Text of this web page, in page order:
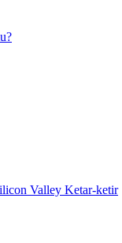
Valley Ketar-ketir